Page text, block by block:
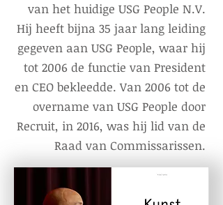
van het huidige USG People N.V.
Hij heeft bijna 35 jaar lang leiding
gegeven aan USG People, waar hij
tot 2006 de functie van President
en CEO bekleedde. Van 2006 tot de
overname van USG People door
Recruit, in 2016, was hij lid van de
Raad van Commissarissen.